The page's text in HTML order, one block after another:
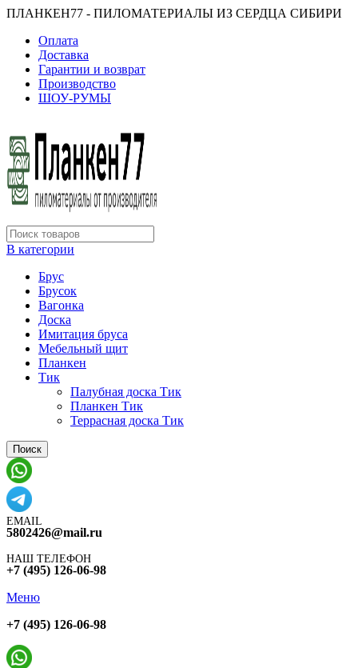
ПЛАНКЕН77 - ПИЛОМАТЕРИАЛЫ ИЗ СЕРДЦА СИБИРИ
Оплата
Доставка
Гарантии и возврат
Производство
ШОУ-РУМЫ
В категории
Брус
Брусок
Вагонка
Доска
Имитация бруса
Мебельный щит
Планкен
Тик
Палубная доска Тик
Планкен Тик
Террасная доска Тик
Поиск
EMAIL
5802426@mail.ru
НАШ ТЕЛЕФОН
+7 (495) 126-06-98
Меню
+7 (495) 126-06-98